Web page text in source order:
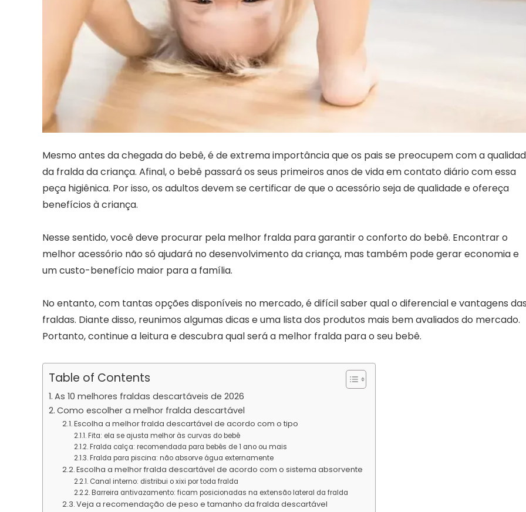
Mesmo antes da chegada do bebê, é de extrema importância que os pais se preocupem com a
da fralda da criança. Afinal, o bebê passará os seus primeiros anos de vida em contato diário com essa
peça higiênica. Por isso, os adultos devem se certificar de que o acessório seja de qualidade e ofereça
benefícios à criança.
Nesse sentido, você deve procurar pela melhor fralda para garantir o conforto do bebê. Encontrar o
melhor acessório não só ajudará no desenvolvimento da criança, mas também pode gerar economia e
um custo-benefício maior para a família.
No entanto, com tantas opções disponíveis no mercado, é difícil saber qual o diferencial e vantagens
fraldas. Diante disso, reunimos algumas dicas e uma lista dos produtos mais bem avaliados do mercado.
Portanto, continue a leitura e descubra qual será a melhor fralda para o seu bebê.
Table of Contents
As 10 melhores fraldas descartáveis de 2026
Como escolher a melhor fralda descartável
Escolha a melhor fralda descartável de acordo com o tipo
Fita: ela se ajusta melhor às curvas do bebê
Fralda calça: recomendada para bebês de 1 ano ou mais
Fralda para piscina: não absorve água externamente
Escolha a melhor fralda descartável de acordo com o sistema absorvente
Canal interno: distribui o xixi por toda fralda
Barreira antivazamento: ficam posicionadas na extensão lateral da fralda
Veja a recomendação de peso e tamanho da fralda descartável